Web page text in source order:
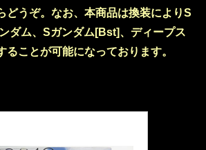
どうぞ。なお、本商品は換装によりS
ダム、Sガンダム[Bst]、ディープス
ることが可能になっております。